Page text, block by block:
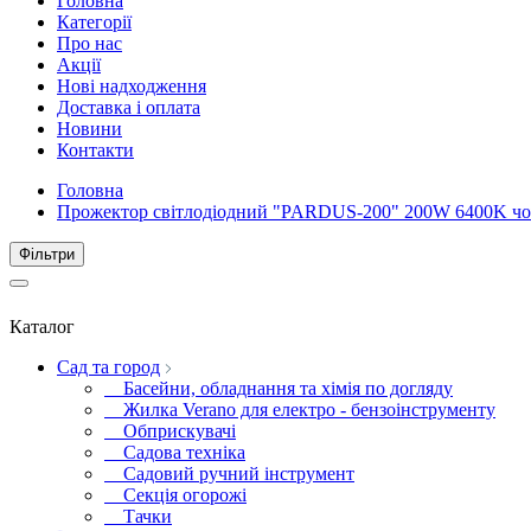
Категорії
Про нас
Акції
Нові надходження
Доставка і оплата
Новини
Контакти
Головна
Прожектор світлодіодний "PARDUS-200" 200W 6400K
Фiльтри
Каталог
Сад та город
Басейни, обладнання та хімія по догляду
Жилка Verano для електро - бензоінструменту
Обприскувачі
Садова техніка
Садовий ручний інструмент
Секція огорожі
Тачки